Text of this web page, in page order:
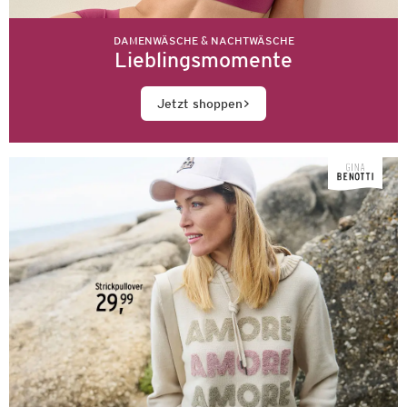
DAMENWÄSCHE & NACHTWÄSCHE
Lieblingsmomente
Jetzt shoppen